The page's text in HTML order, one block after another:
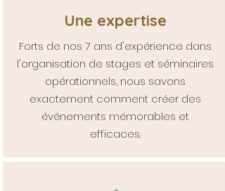
Une expertise
Forts de nos 7 ans d'expérience dans
l'organisation de stages et séminaires
opérationnels, nous savons
exactement comment créer des
événements mémorables et
efficaces.